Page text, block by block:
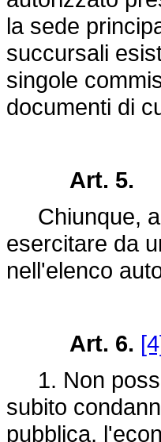
la sede
succursali
singole
documenti di
Art. 5.
Chiunque,
esercitare da
nell'elenco
Art. 6.
1. Non
subito
pubblica,